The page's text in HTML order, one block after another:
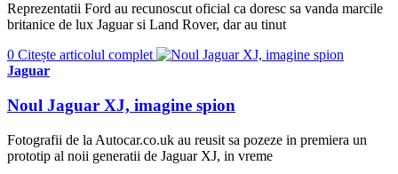
Reprezentatii Ford au recunoscut oficial ca doresc sa vanda marcile
britanice de lux Jaguar si Land Rover, dar au tinut
0 Citește articolul complet
Jaguar
Noul Jaguar XJ, imagine spion
Fotografii de la Autocar.co.uk au reusit sa pozeze in premiera un
prototip al noii generatii de Jaguar XJ, in vreme